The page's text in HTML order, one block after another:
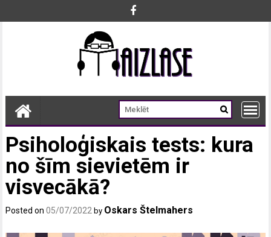
Psiholoģiskais tests: kura
no šīm sievietēm ir
visvecākā?
Posted on05/07/2022 by Oskars Štelmahers